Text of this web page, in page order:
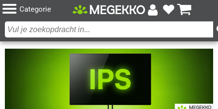
Categorie